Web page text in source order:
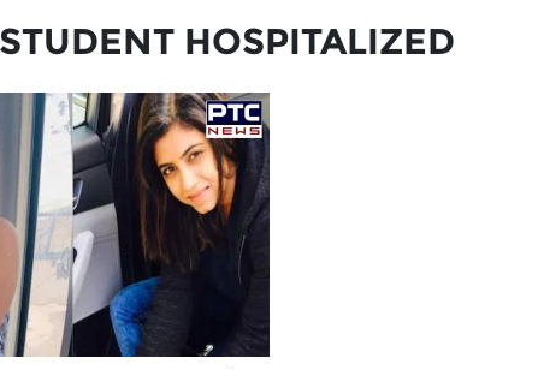
HOSPITALIZED